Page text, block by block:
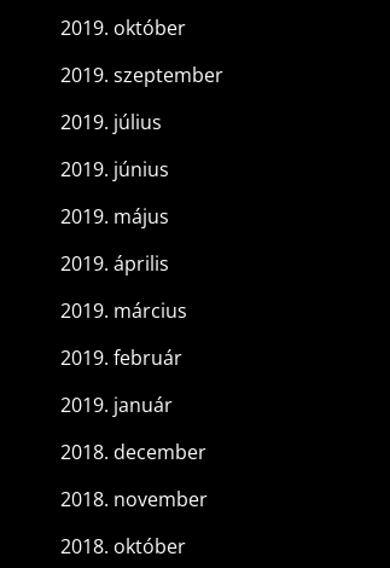
2019. október
2019. szeptember
2019. július
2019. június
2019. május
2019. április
2019. március
2019. február
2019. január
2018. december
2018. november
2018. október